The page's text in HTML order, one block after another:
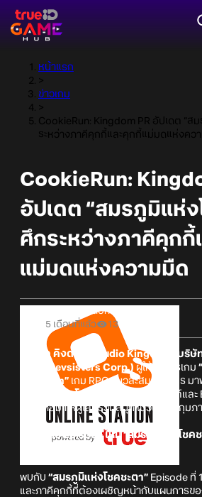
หน้าแรก
>
ข่าวเกม
>
CookieRun: Kingdom PR อัปเดต “ส
ระหว่างภาคีคุกกี้และคุกกี้แม่มดแห่งคว
CookieRun:
อัปเดต “สมรภูมิแห่ง
ศึกระหว่างภาคีคุกกี้
แม่มดแห่งความมืด
Online Station
5 เดือนที่แล้ว
13
สตูดิโอ คิงดอม (Studio Kingdom) บริษั
เตอร์ (Devsisters Corp.) ผู้ให้บริการเกม
Kingdom” เกม RPG แนวสะสมตัวละคร ม
“สมรภูมิแห่งโชคชะตา”
ที่ขนคอนเทนต์และ
มากมายมาให้ผู้เล่นร่วมสนุก ในวันที่ 11 กุมภ
◼ เปิดตัว Episode ใหม่ “สมรภูมิแห่งโช
พบกับ “สมรภูมิแห่งโชคชะตา” Episode ที่
และภาคีคุกกี้ที่ต้องเผชิญหน้ากับแผนการข